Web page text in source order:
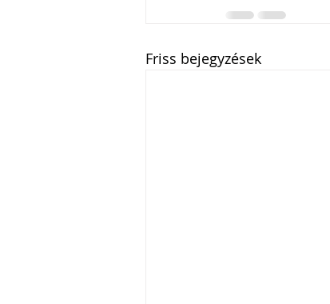
Friss bejegyzések